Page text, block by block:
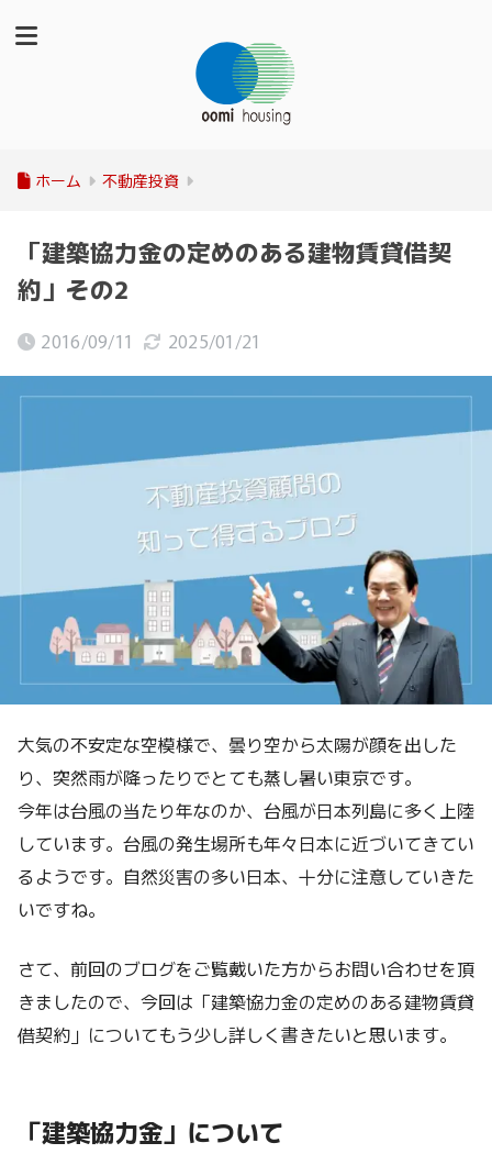
ホーム 不動産投資
「建築協力金の定めのある建物賃貸借契
約」その2
2016/09/11 2025/01/21
大気の不安定な空模様で、曇り空から太陽が顔を出した
り、突然雨が降ったりでとても蒸し暑い東京です。
今年は台風の当たり年なのか、台風が日本列島に多く上陸
しています。台風の発生場所も年々日本に近づいてきてい
るようです。自然災害の多い日本、十分に注意していきた
いですね。
さて、前回のブログをご覧戴いた方からお問い合わせを頂
きましたので、今回は「建築協力金の定めのある建物賃貸
借契約」についてもう少し詳しく書きたいと思います。
「建築協力金」について